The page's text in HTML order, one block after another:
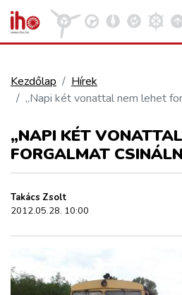
VASÚT
KÖZÚT
REPÜLÉS
KÖZLEKEDÉSFEJLESZTÉS
ELLÁTÁSI LÁNC
Kezdőlap
Hírek
„Napi két vonattal nem lehet
„NAPI KÉT
FORGALMAT
Takács Zsolt
2012.05.28. 10:00